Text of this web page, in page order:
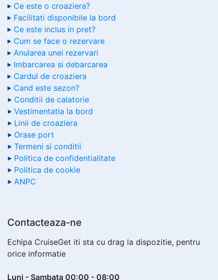
Ce este o croaziera?
Facilitati disponibile la bord
Ce este inclus in pret?
Cum se face o rezervare
Anularea unei rezervari
Imbarcarea si debarcarea
Cardul de croaziera
Cand este sezon?
Conditii de calatorie
Vestimentatia la bord
Linii de croaziera
Orase port
Termeni si conditii
Politica de confidentialitate
Politica de cookie
ANPC
Contacteaza-ne
Echipa CruiseGet iti sta cu drag la dispozitie, pentru
orice informatie
Luni - Sambata 00:00 - 08:00